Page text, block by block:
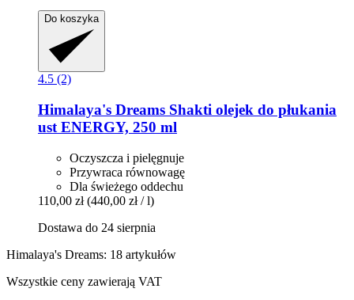
Do koszyka
4.5 (2)
Himalaya's Dreams Shakti olejek do płukania
ust ENERGY, 250 ml
Oczyszcza i pielęgnuje
Przywraca równowagę
Dla świeżego oddechu
110,00 zł (440,00 zł / l)
Dostawa do 24 sierpnia
Himalaya's Dreams: 18 artykułów
Wszystkie ceny zawierają VAT